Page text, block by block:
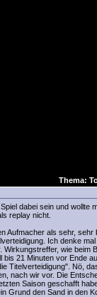
Thema:
dabei sein und wollte
replay nicht.
Aufmacher als sehr,
Ich denke
Wirkungstreffer, wie
bis 21 Minuten vor Ende
Titelverteidigung". Nö,
nach wir vor. Die
Saison geschafft
Grund den Sand in den